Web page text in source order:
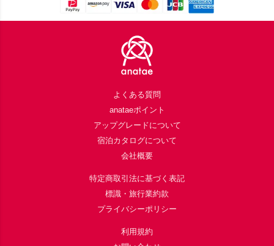
よくある質問
anataeポイント
アップグレードについて
宿泊カタログについて
会社概要
特定商取引法に基づく表記
標識・旅行業約款
プライバシーポリシー
利用規約